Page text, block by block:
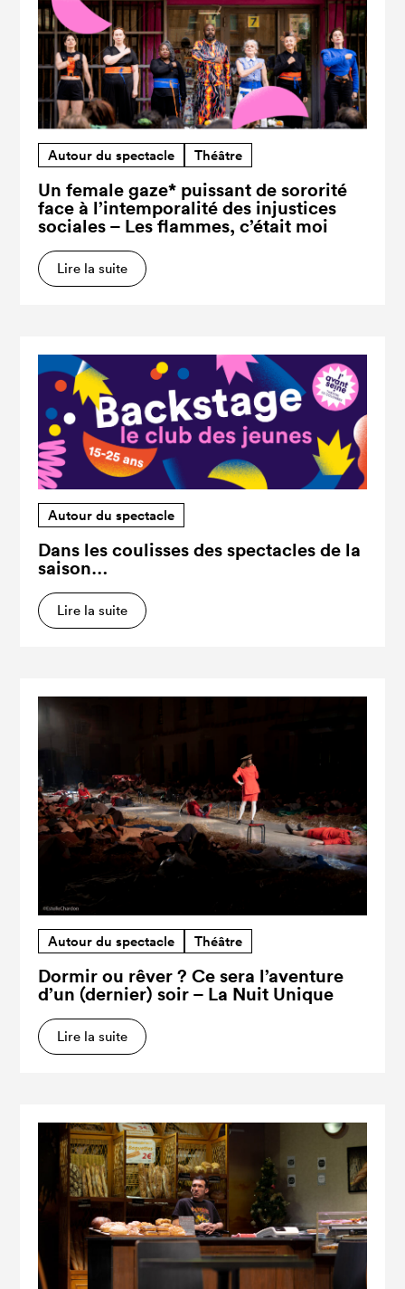
Autour du spectacle Théâtre
Un female gaze* puissant de sororité
face à l’intemporalité des injustices
sociales – Les flammes, c’était moi
Lire la suite
Autour du spectacle
Dans les coulisses des spectacles de la
saison…
Lire la suite
Autour du spectacle Théâtre
Dormir ou rêver ? Ce sera l’aventure
d’un (dernier) soir – La Nuit Unique
Lire la suite